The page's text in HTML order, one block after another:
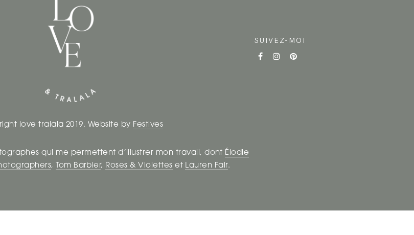
SUIVEZ-MOI
love tralala 2019. Website by Festives
qui me permettent d’illustrer mon travail, dont Élodie
, Tom Barbier, Roses & Violettes et Lauren Fair.